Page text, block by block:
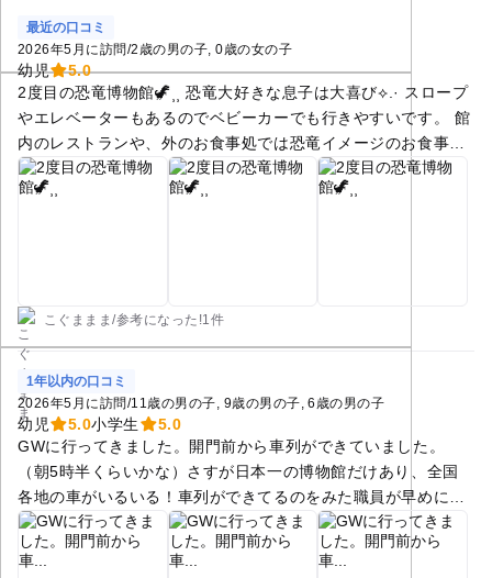
最近の口コミ
2026年5月に訪問/2歳の男の子 0歳の女の子
幼児
5.0
2度目の恐竜博物館🦖⸒⸒ 恐竜大好きな息子は大喜び⟡.· スロープ
やエレベーターもあるのでベビーカーでも行きやすいです。 館
内のレストランや、外のお食事処では恐竜イメージのお食事が
食べられます！
こぐままま/参考になった!1件
1年以内の口コミ
2026年5月に訪問/11歳の男の子 9歳の男の子 6歳の男の子
幼児 5.0小学生
5.0
GWに行ってきました。開門前から車列ができていました。
（朝5時半くらいかな）さすが日本一の博物館だけあり、全国
各地の車がいるいる！車列ができてるのをみた職員が早めに開
門してくれ7時過ぎには駐車場に入れました！車を止めてか
ら、公園内を探索！無料で遊べる遊具エリアや展望エリアがあ
り、開園前から楽しめました。開園前は、入場券の行列ができ